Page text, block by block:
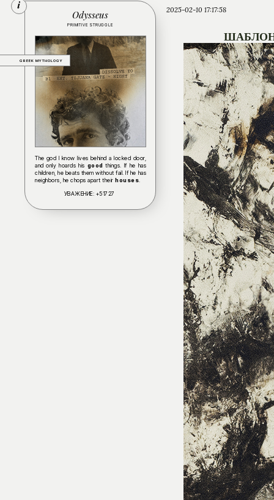
2025-02-10 17:17:58
Odysseus
GREEK MYTHOLOGY
PRIMITIVE STRUGGLE
The god I know lives behind a locked door,
and only hoards his good things. If he has
children, he beats them without fail. If he has
neighbors, he chops apart their houses.
УВАЖЕНИЕ: +51727